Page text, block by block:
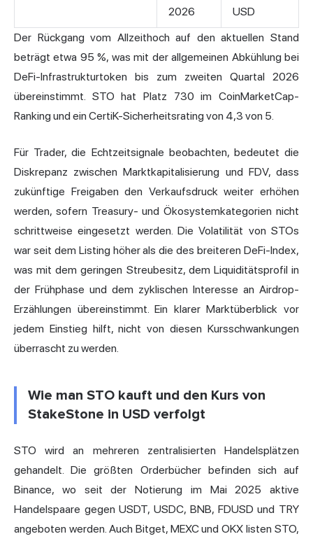
2026
USD
Der Rückgang vom Allzeithoch auf den aktuellen Stand
beträgt etwa 95 %, was mit der allgemeinen Abkühlung bei
DeFi-Infrastrukturtoken bis zum zweiten Quartal 2026
übereinstimmt. STO hat Platz 730 im CoinMarketCap-
Ranking und ein CertiK-Sicherheitsrating von 4,3 von 5.
Für Trader, die Echtzeitsignale beobachten, bedeutet die
Diskrepanz zwischen Marktkapitalisierung und FDV, dass
zukünftige Freigaben den Verkaufsdruck weiter erhöhen
werden, sofern Treasury- und Ökosystemkategorien nicht
schrittweise eingesetzt werden. Die Volatilität von STOs
war seit dem Listing höher als die des breiteren DeFi-Index,
was mit dem geringen Streubesitz, dem Liquiditätsprofil in
der Frühphase und dem zyklischen Interesse an Airdrop-
Erzählungen übereinstimmt. Ein klarer Marktüberblick vor
jedem Einstieg hilft, nicht von diesen Kursschwankungen
überrascht zu werden.
Wie man STO kauft und den Kurs von
StakeStone in USD verfolgt
STO wird an mehreren zentralisierten Handelsplätzen
gehandelt. Die größten Orderbücher befinden sich auf
Binance, wo seit der Notierung im Mai 2025 aktive
Handelspaare gegen USDT, USDC, BNB, FDUSD und TRY
angeboten werden. Auch Bitget, MEXC und OKX listen STO,